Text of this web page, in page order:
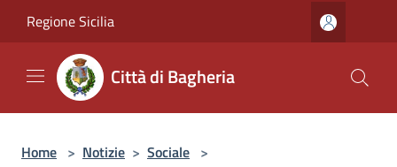
Regione Sicilia
Città di Bagheria
Home > Notizie > Sociale >